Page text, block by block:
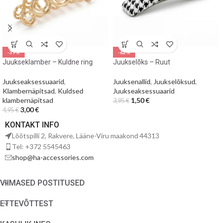
-39%
Juukseklamber – Kuldne ring
Juukseaksessuaarid,
Klambernäpitsad, Kuldsed
klambernäpitsad
4,95€ 3,00€
-62%
Juukselõks – Ruut
Juuksenallid, Juukselõksud,
Juukseaksessuaarid
3,95€ 1,50€
KONTAKT INFO
Lõõtspilli 2, Rakvere, Lääne-Viru maakond 44313
Tel: +372 5545463
shop@ha-accessories.com
VIIMASED POSTITUSED
ETTEVÕTTEST